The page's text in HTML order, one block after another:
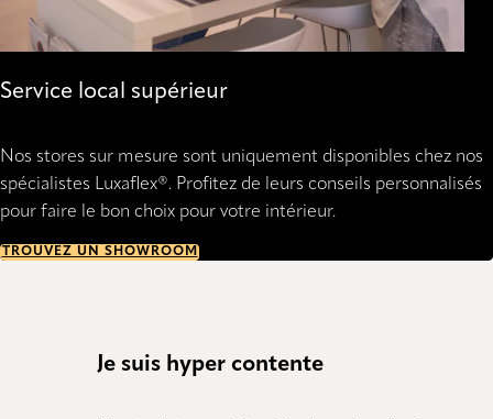
Service local supérieur
Nos stores sur mesure sont uniquement disponibles chez nos
spécialistes Luxaflex®. Profitez de leurs conseils personnalisés
pour faire le bon choix pour votre intérieur.
TROUVEZ UN SHOWROOM
Je suis hyper contente